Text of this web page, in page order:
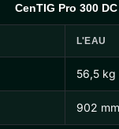
CenTIG Pro 300 DC
L'EAU
56,5 kg
902 mm